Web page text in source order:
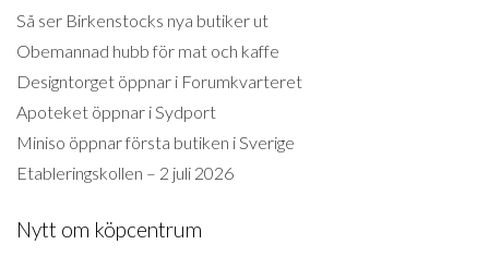
Så ser Birkenstocks nya butiker ut
Obemannad hubb för mat och kaffe
Designtorget öppnar i Forumkvarteret
Apoteket öppnar i Sydport
Miniso öppnar första butiken i Sverige
Etableringskollen – 2 juli 2026
Nytt om köpcentrum